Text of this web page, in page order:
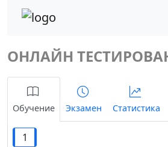
ОНЛАЙН
Обучение Экзамен Статистика
1